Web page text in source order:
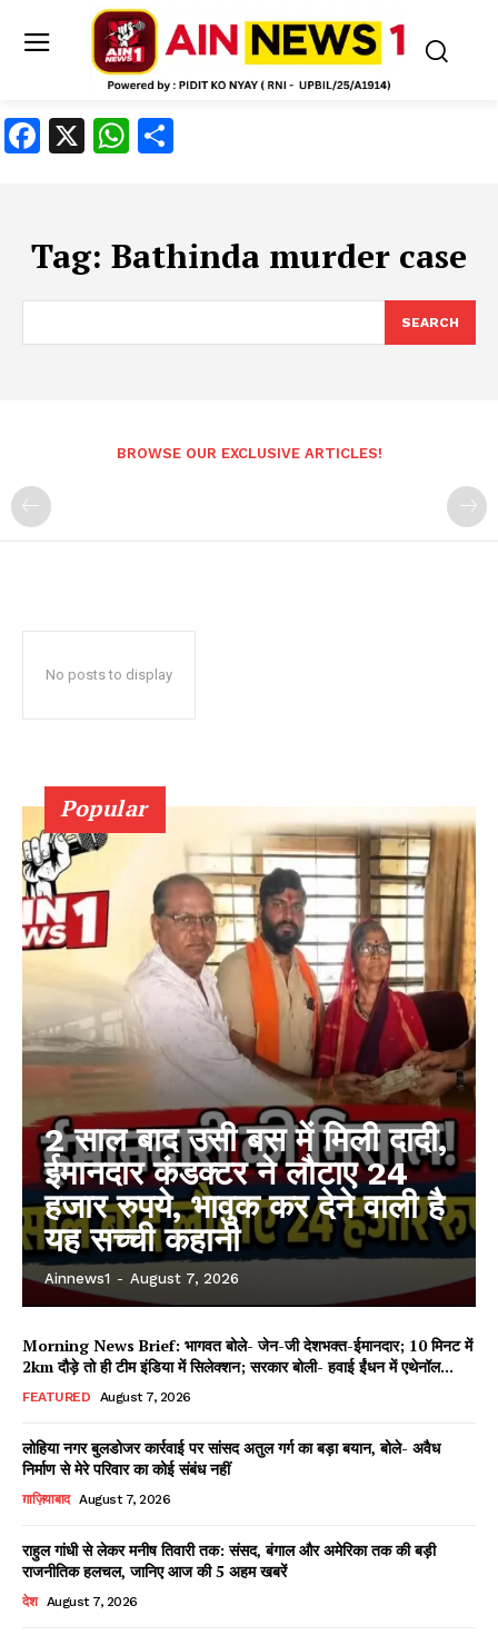
Facebook
X WhatsApp
Facebook
X WhatsApp
Tag: Bathinda murder case
SEARCH
BROWSE OUR EXCLUSIVE ARTICLES!
No posts to display
Popular
2 साल बाद उसी बस में मिली दादी,
ईमानदार कंडक्टर ने लौटाए 24
हजार रुपये, भावुक कर देने वाली है
यह सच्ची कहानी
Ainnews1 - August 7, 2026
Morning News Brief: भागवत बोले- जेन-जी देशभक्त-ईमानदार; 10 मिनट में
2km दौड़े तो ही टीम इंडिया में सिलेक्शन; सरकार बोली- हवाई ईंधन में एथेनॉल...
FEATURED August 7, 2026
लोहिया नगर बुलडोजर कार्रवाई पर सांसद अतुल गर्ग का बड़ा बयान, बोले- अवैध
निर्माण से मेरे परिवार का कोई संबंध नहीं
ग़ाज़ियाबाद August 7, 2026
राहुल गांधी से लेकर मनीष तिवारी तक: संसद, बंगाल और अमेरिका तक की बड़ी
राजनीतिक हलचल, जानिए आज की 5 अहम खबरें
देश August 7, 2026